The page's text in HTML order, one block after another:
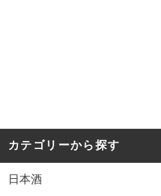
カテゴリーから探す
日本酒